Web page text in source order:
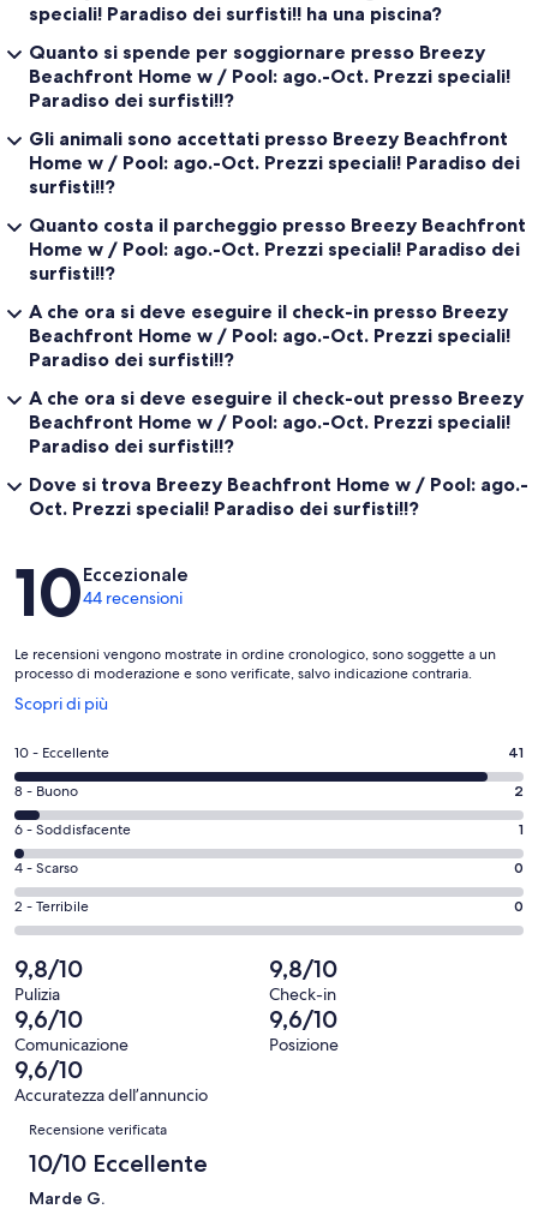
speciali! Paradiso dei surfisti!! ha una piscina?
Quanto si spende per soggiornare presso Breezy
Beachfront Home w / Pool: ago.-Oct. Prezzi speciali!
Paradiso dei surfisti!!?
Gli animali sono accettati presso Breezy Beachfront
Home w / Pool: ago.-Oct. Prezzi speciali! Paradiso dei
surfisti!!?
Quanto costa il parcheggio presso Breezy Beachfront
Home w / Pool: ago.-Oct. Prezzi speciali! Paradiso dei
surfisti!!?
A che ora si deve eseguire il check-in presso Breezy
Beachfront Home w / Pool: ago.-Oct. Prezzi speciali!
Paradiso dei surfisti!!?
A che ora si deve eseguire il check-out presso Breezy
Beachfront Home w / Pool: ago.-Oct. Prezzi speciali!
Paradiso dei surfisti!!?
Dove si trova Breezy Beachfront Home w / Pool: ago.-
Oct. Prezzi speciali! Paradiso dei surfisti!!?
Recensioni
10Eccezionale
44 recensioni
Le recensioni vengono mostrate in ordine cronologico, sono soggette a un
processo di moderazione e sono verificate, salvo indicazione contraria.
Scopri di più
Apertura
un’altra
finestra
Valutazione
di
10
-
Eccellente.
41
su
44
recensioni
10 - Eccellente 41
Valutazione
di
8
-
Buono.
2
su
44
recensioni
8 - Buono 2
Valutazione
di
6
-
Soddisfacente.
1
su
44
recensioni
6 - Soddisfacente 1
Valutazione
di
4
Scarso.
0
su
44
recensioni
4 - Scarso 0
Valutazione
di
2
-
Terribile.
0
su
44
recensioni
2 - Terribile 0
9,8/10
Pulizia
9,8/10
Check-in
9,6/10
Comunicazione
9,6/10
Posizione
9,6/10
Accuratezza dell’annuncio
Recensioni
Recensione verificata
10/10 Eccellente
Marde G.